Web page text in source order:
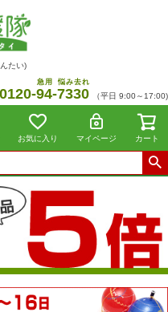
たい)
0120-94
急用
-7330
悩み去れ
（平日 9:00～17:00)
お気に入り マイページ カート